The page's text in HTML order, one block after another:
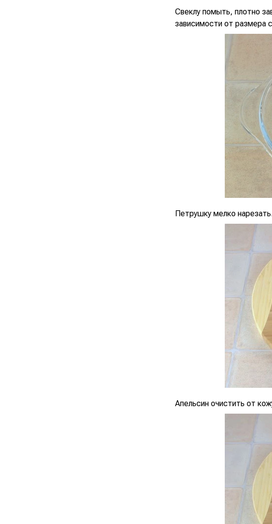
Свеклу помыть, плотно
зависимости от размера
Петрушку мелко нарезать.
Апельсин очистить от